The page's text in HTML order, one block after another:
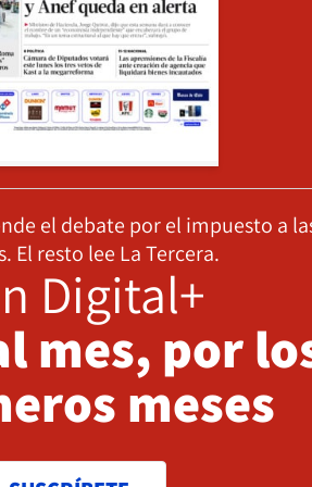
el debate por el impuesto a
El resto lee La Tercera.
Digital+
mes, por
meses